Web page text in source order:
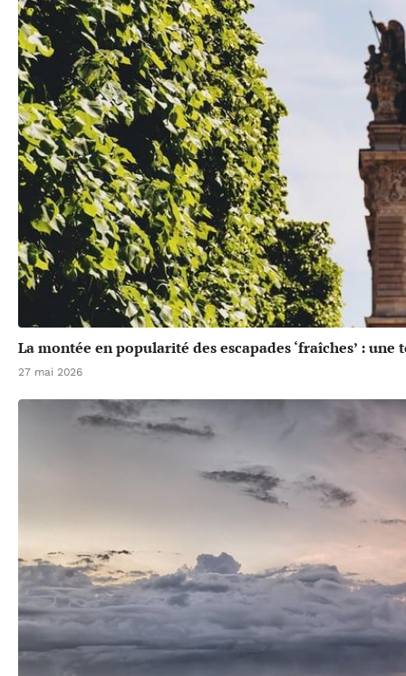
La montée en popularité des escapades ‘fraîches’ :
27 mai 2026